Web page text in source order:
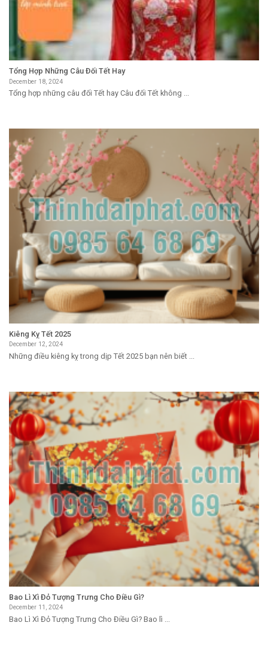
Tổng Hợp Những Câu Đối Tết Hay
December 18, 2024
Tổng hợp những câu đối Tết hay Câu đối Tết không ...
Kiêng Kỵ Tết 2025
December 12, 2024
Những điều kiêng kỵ trong dịp Tết 2025 bạn nên biết ...
Bao Lì Xì Đỏ Tượng Trưng Cho Điều Gì?
December 11, 2024
Bao Lì Xì Đỏ Tượng Trưng Cho Điều Gì? Bao lì ...